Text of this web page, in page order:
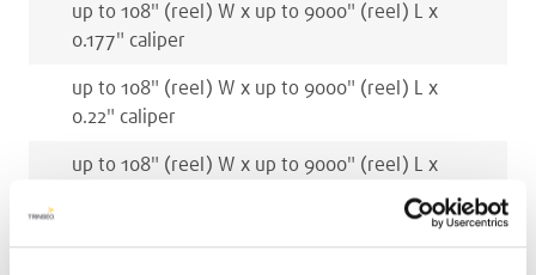
up to 108" (reel) W x up to 9000" (reel) L x
0.177" caliper
up to 108" (reel) W x up to 9000" (reel) L x
0.22" caliper
up to 108" (reel) W x up to 9000" (reel) L x